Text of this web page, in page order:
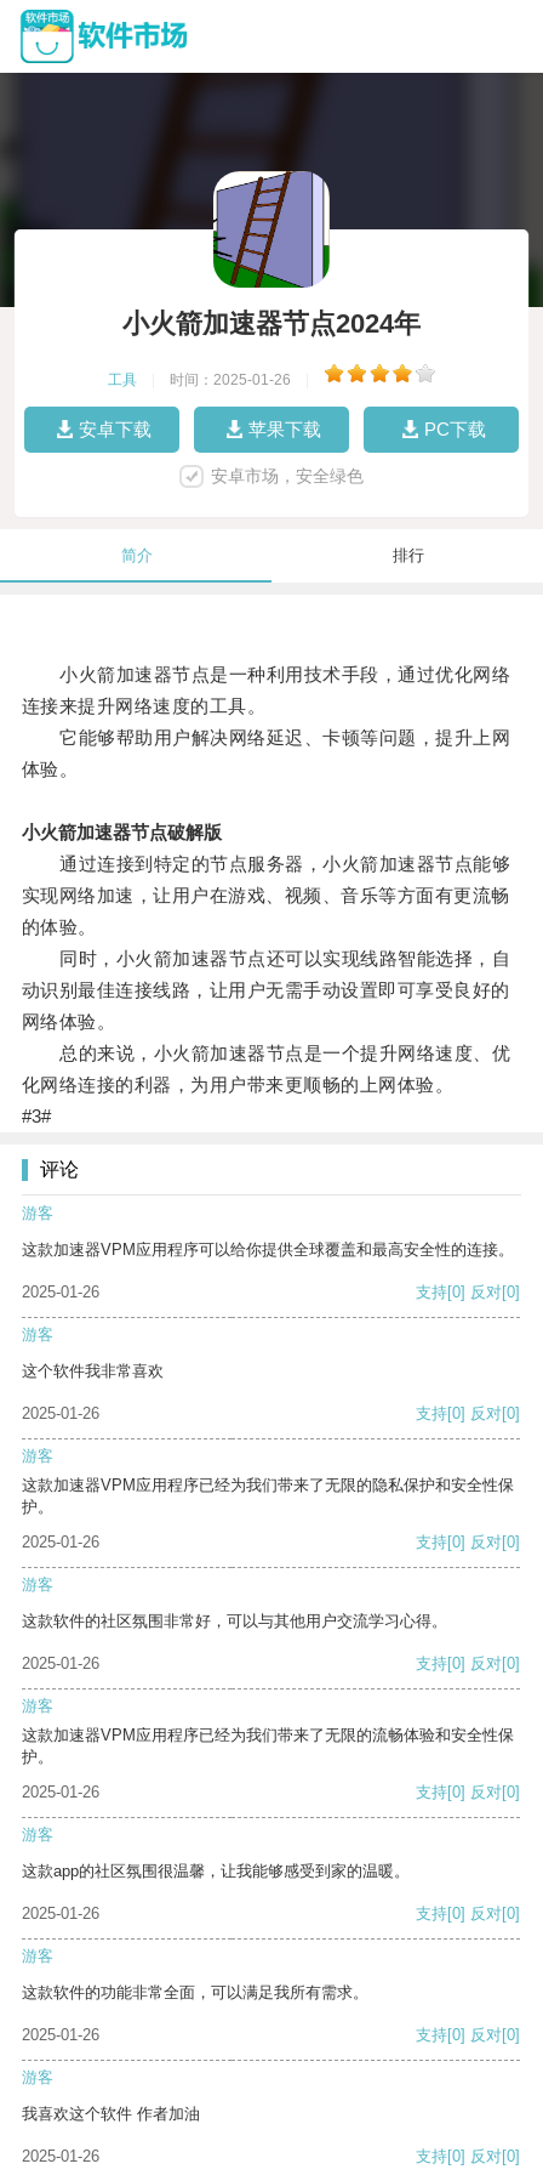
小火箭加速器节点2024年
工具 时间：2025-01-26
安卓下载 苹果下载 PC下载
安卓市场，安全绿色
简介 排行
小火箭加速器节点是一种利用技术手段，通过优化网络
连接来提升网络速度的工具。
它能够帮助用户解决网络延迟、卡顿等问题，提升上网
体验。
小火箭加速器节点破解版
通过连接到特定的节点服务器，小火箭加速器节点能够
实现网络加速，让用户在游戏、视频、音乐等方面有更流畅
的体验。
同时，小火箭加速器节点还可以实现线路智能选择，自
动识别最佳连接线路，让用户无需手动设置即可享受良好的
网络体验。
总的来说，小火箭加速器节点是一个提升网络速度、优
化网络连接的利器，为用户带来更顺畅的上网体验。
#3#
评论
游客
这款加速器VPM应用程序可以给你提供全球覆盖和最高安全性的连接。
2025-01-26 支持[0] 反对[0]
游客
这个软件我非常喜欢
2025-01-26 支持[0] 反对[0]
游客
这款加速器VPM应用程序已经为我们带来了无限的隐私保护和安全性保
护。
2025-01-26
支持[0] 反对[0]
游客
这款软件的社区氛围非常好，可以与其他用户交流学习心得。
2025-01-26 支持[0] 反对[0]
游客
这款加速器VPM应用程序已经为我们带来了无限的流畅体验和安全性保
护。
2025-01-26
支持[0] 反对[0]
游客
这款app的社区氛围很温馨，让我能够感受到家的温暖。
2025-01-26 支持[0] 反对[0]
游客
这款软件的功能非常全面，可以满足我所有需求。
2025-01-26 支持[0] 反对[0]
游客
我喜欢这个软件 作者加油
2025-01-26 支持[0] 反对[0]